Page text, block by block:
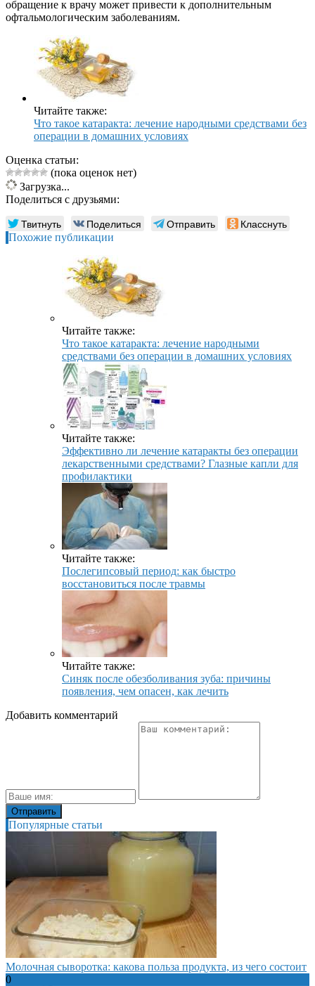
обращение к врачу может привести к дополнительным
офтальмологическим заболеваниям.
Читайте также:
Что такое катаракта: лечение народными средствами без
операции в домашних условиях
Оценка статьи:
(пока оценок нет)
Загрузка...
Поделиться с друзьями:
Твитнуть Поделиться Отправить Класснуть
Похожие публикации
Читайте также:
Что такое катаракта: лечение народными
средствами без операции в домашних условиях
Читайте также:
Эффективно ли лечение катаракты без операции
лекарственными средствами? Глазные капли для
профилактики
Читайте также:
Послегипсовый период: как быстро
восстановиться после травмы
Читайте также:
Синяк после обезболивания зуба: причины
появления, чем опасен, как лечить
Добавить комментарий
Популярные статьи
Молочная сыворотка: какова польза продукта, из чего состоит
0